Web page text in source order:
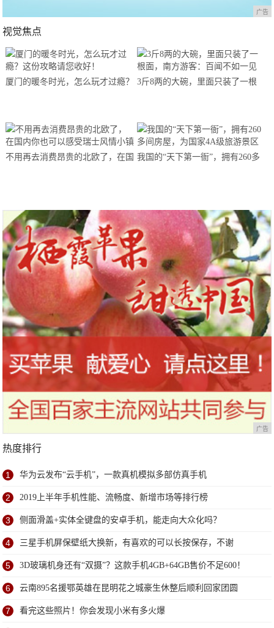
广告
视觉焦点
厦门的暖冬时光，怎么玩才过瘾？
3斤8两的大碗，里面只装了一根
不用再去消费昂贵的北欧了，在国 我国的“天下第一衙”，拥有260多
广告
热度排行
1 华为云发布“云手机”，一款真机模拟多部仿真手机
2 2019上半年手机性能、流畅度、新增市场等排行榜
3 侧面滑盖+实体全键盘的安卓手机，能走向大众化吗？
4 三星手机屏保壁纸大换新，有喜欢的可以长按保存，不谢
5 3D玻璃机身还有“双摄”？这款手机4GB+64GB售价不足600！
6 云南895名援鄂英雄在昆明花之城豪生休整后顺利回家团圆
7 看完这些照片！你会发现小米有多火爆